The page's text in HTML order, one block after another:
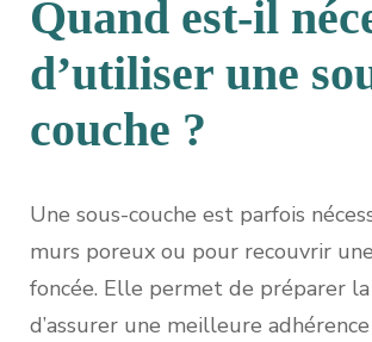
Quand est-il
d’utiliser une
couche ?
Une sous-couche est parfois
murs poreux ou pour recouvrir
foncée. Elle permet de préparer la
d’assurer une meilleure